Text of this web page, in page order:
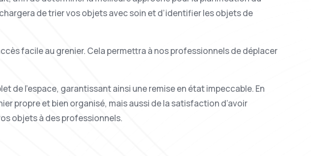
de trier vos objets avec soin et d’identifier les objets de
facile au grenier. Cela permettra à nos professionnels de déplacer
de l’espace, garantissant ainsi une remise en état impeccable. En
propre et bien organisé, mais aussi de la satisfaction d’avoir
objets à des professionnels.